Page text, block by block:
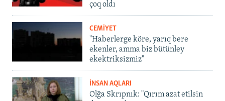
çoq oldı
CEMİYET
"Haberlerge köre, yarıq bere
ekenler, amma biz bütünley
ekektriksizmiz"
İNSAN AQLARI
Olğa Skrıpnık: "Qırım azat etilsin